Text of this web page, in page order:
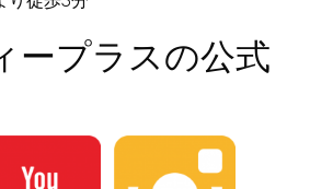
ープラスの公式